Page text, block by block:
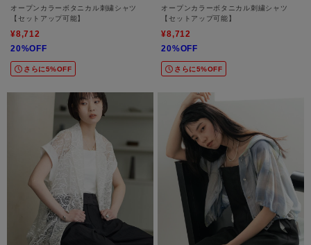
オープンカラーボタニカル刺繍シャツ
【セットアップ可能】
¥8,712
20%OFF
さらに5%OFF
オープンカラーボタニカル刺繍シャツ
【セットアップ可能】
¥8,712
20%OFF
さらに5%OFF